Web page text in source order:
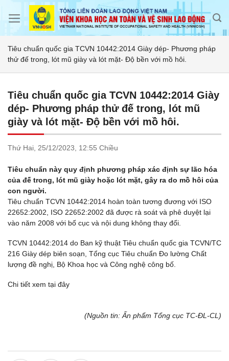
Tiêu chuẩn quốc gia TCVN 10442:2014 Giày dép- Phương pháp
thử đế trong, lót mũ giày và lót mặt- Độ bền với mồ hôi.
Tiêu chuẩn quốc gia TCVN 10442:2014 Giày
dép- Phương pháp thử đế trong, lót mũ
giày và lót mặt- Độ bền với mồ hôi.
Thứ Hai, 25/12/2023, 12:55 Chiều
Tiêu chuẩn này quy định phương pháp xác định sự lão hóa
của đế trong, lót mũ giày hoặc lót mặt, gây ra do mồ hôi của
con người.
Tiêu chuẩn TCVN 10442:2014 hoàn toàn tương đương với ISO
22652:2002, ISO 22652:2002 đã được rà soát và phê duyệt lại
vào năm 2008 với bố cục và nội dung không thay đổi.
TCVN 10442:2014 do Ban kỹ thuật Tiêu chuẩn quốc gia TCVN/TC
216 Giày dép biên soạn, Tổng cục Tiêu chuẩn Đo lường Chất
lượng đề nghị, Bộ Khoa học và Công nghệ công bố.
Chi tiết xem tại đây
(Nguồn tin: Ấn phẩm Tổng cục TC-ĐL-CL)